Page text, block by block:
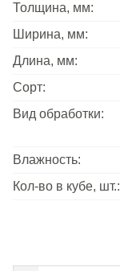
Толщина, мм:
Ширина, мм:
Длина, мм:
Сорт:
Вид обработки:
Влажность:
Кол-во в кубе, шт.: